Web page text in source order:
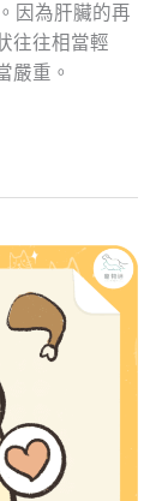
因為肝臟的再
往往相當輕
嚴重。